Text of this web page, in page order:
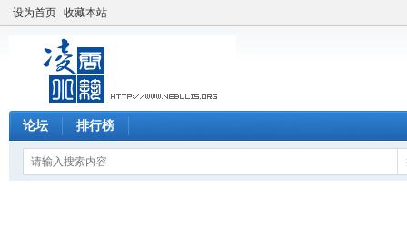
设为首页 收藏本站
论坛 排行榜